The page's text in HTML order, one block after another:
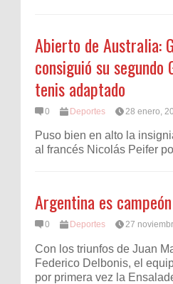
Abierto de Australia:
consiguió su segundo
tenis adaptado
0 Deportes 28 enero,
Puso bien en alto la
al francés Nicolás Peifer
Argentina es
0 Deportes 27
Con los triunfos de Juan
Federico Delbonis, el
por primera vez la